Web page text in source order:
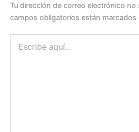
Tu dirección de correo electrónico no
campos obligatorios están marcados
aquí...